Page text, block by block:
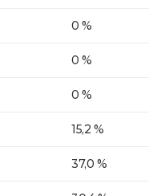
0 %
0 %
0 %
15,2 %
37,0 %